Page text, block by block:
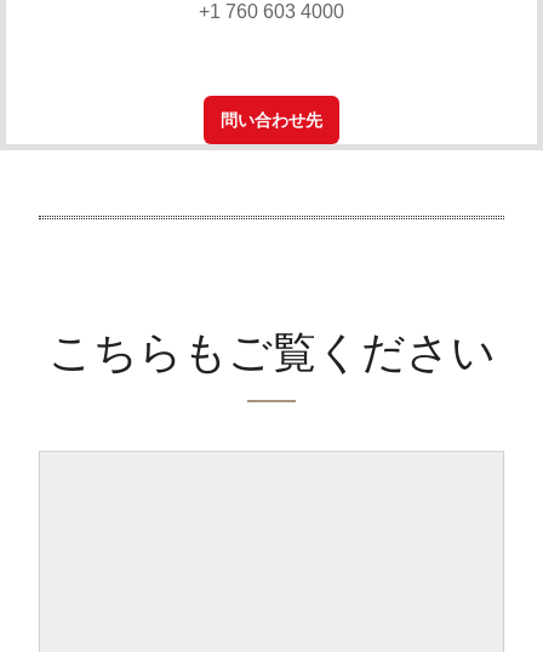
+1 760 603 4000
問い合わせ先
こちらもご覧ください